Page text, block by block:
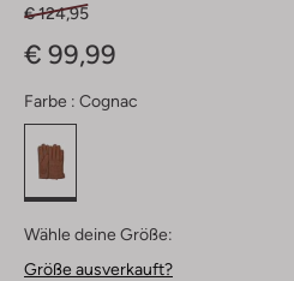
€ 124,95
€ 99,99
Farbe : Cognac
Wähle deine Größe:
Größe ausverkauft?